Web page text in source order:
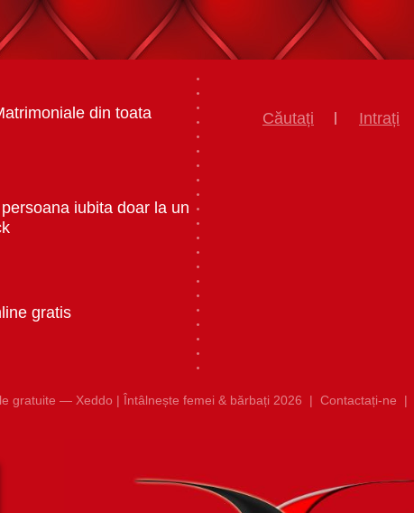
din toata
iubita doar la un
gratis
Căutați Intrați
gratuite — Xeddo | Întâlnește femei & bărbați 2026 | Contactați-ne |